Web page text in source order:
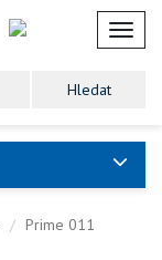
Prime 011